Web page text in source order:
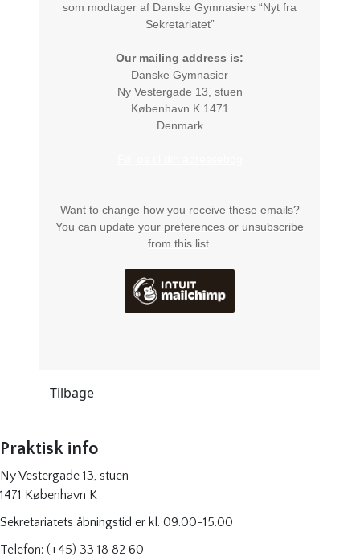
som modtager af Danske Gymnasiers “Nyt fra
Sekretariatet”
Our mailing address is:
Danske Gymnasier
Ny Vestergade 13, stuen
København K 1471
Denmark
Want to change how you receive these emails?
You can update your preferences or unsubscribe
from this list.
Tilbage
Praktisk info
Ny Vestergade 13, stuen
1471 København K
Sekretariatets åbningstid er kl. 09.00-15.00
Telefon: (+45) 33 18 82 60